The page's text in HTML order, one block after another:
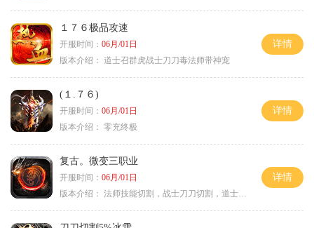
１７６极品攻速
开服时间： 06月/01日
版本介绍： 道士召群虎战士刀刀毒法师带神宠
详情
(１.７６)
开服时间： 06月/01日
版本介绍： 零充终极
详情
复古。微变三职业
开服时间： 06月/01日
版本介绍： 法师技能切割，战士刀刀切割，道士宠物秒怪
详情